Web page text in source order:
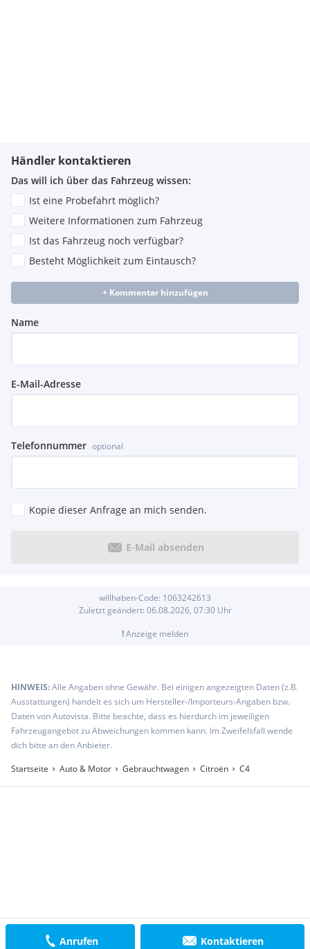
Anrufen Kontaktieren
Händler kontaktieren
Das will ich über das Fahrzeug wissen:
Ist eine Probefahrt möglich?
Weitere Informationen zum Fahrzeug
Ist das Fahrzeug noch verfügbar?
Besteht Möglichkeit zum Eintausch?
+ Kommentar hinzufügen
Name
E-Mail-Adresse
Telefonnummer optional
Kopie dieser Anfrage an mich senden.
E-Mail absenden
willhaben-Code: 1063242613
Zuletzt geändert: 06.08.2026, 07:30Uhr
!Anzeige melden
HINWEIS:Alle Angaben ohne Gewähr. Bei einigen angezeigten Daten (z.B.
Ausstattungen) handelt es sich um Hersteller-/Importeurs-Angaben bzw.
Daten von Autovista. Bitte beachte, dass es hierdurch im jeweiligen
Fahrzeugangebot zu Abweichungen kommen kann. Im Zweifelsfall wende
dich bitte an den Anbieter.
Startseite
Auto & Motor Gebrauchtwagen Citroën C4